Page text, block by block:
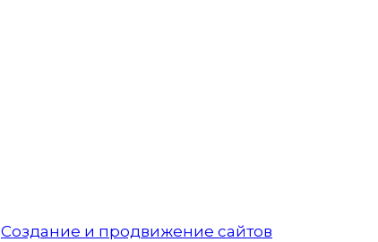
Создание и продвижение сайтов